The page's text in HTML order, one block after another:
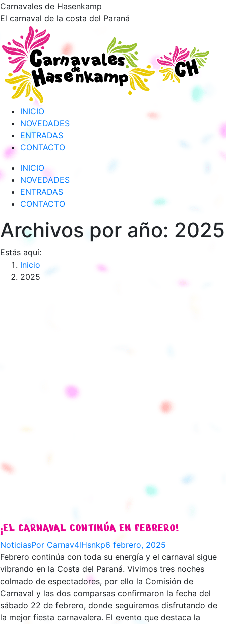
Saltar
al
contenido
Carnavales de Hasenkamp
El carnaval de la costa del Paraná
INICIO
NOVEDADES
ENTRADAS
CONTACTO
INICIO
NOVEDADES
ENTRADAS
CONTACTO
Archivos por año: 2025
Estás aquí:
Inicio
2025
¡EL CARNAVAL CONTINÚA EN FEBRERO!
NoticiasPor Carnav4lHsnkp6 febrero, 2025
Febrero continúa con toda su energía y el carnaval sigue
vibrando en la Costa del Paraná. Vivimos tres noches
colmado de espectadores, por ello la Comisión de
Carnaval y las dos comparsas confirmaron la fecha del
sábado 22 de febrero, donde seguiremos disfrutando de
la mejor fiesta carnavalera. El evento que destaca la